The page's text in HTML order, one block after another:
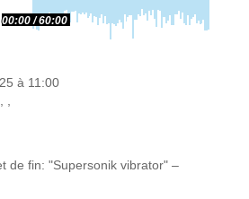
00:00 60:00
à 11:00
, ,
de fin: "Supersonik vibrator" –